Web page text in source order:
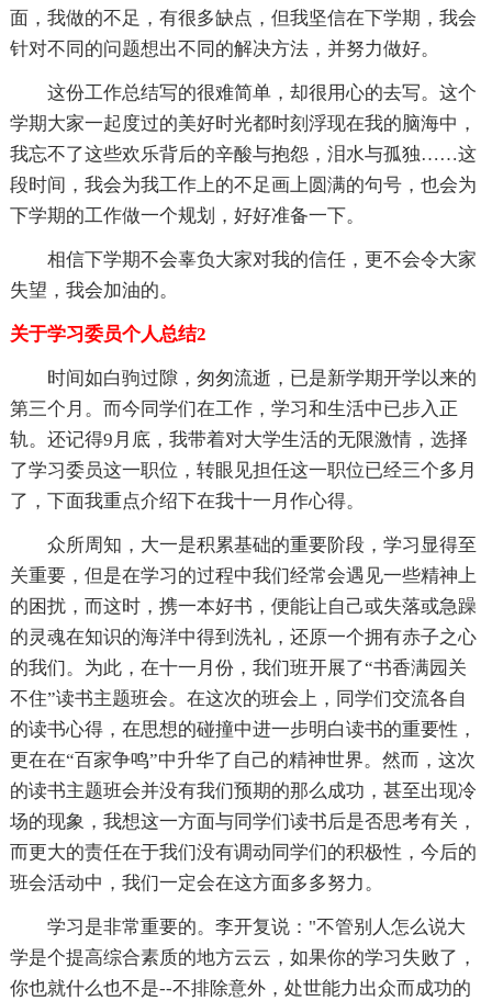
面，我做的不足，有很多缺点，但我坚信在下学期，我会
针对不同的问题想出不同的解决方法，并努力做好。
这份工作总结写的很难简单，却很用心的去写。这个
学期大家一起度过的美好时光都时刻浮现在我的脑海中，
我忘不了这些欢乐背后的辛酸与抱怨，泪水与孤独……这
段时间，我会为我工作上的不足画上圆满的句号，也会为
下学期的工作做一个规划，好好准备一下。
相信下学期不会辜负大家对我的信任，更不会令大家
失望，我会加油的。
关于学习委员个人总结2
时间如白驹过隙，匆匆流逝，已是新学期开学以来的
第三个月。而今同学们在工作，学习和生活中已步入正
轨。还记得9月底，我带着对大学生活的无限激情，选择
了学习委员这一职位，转眼见担任这一职位已经三个多月
了，下面我重点介绍下在我十一月作心得。
众所周知，大一是积累基础的重要阶段，学习显得至
关重要，但是在学习的过程中我们经常会遇见一些精神上
的困扰，而这时，携一本好书，便能让自己或失落或急躁
的灵魂在知识的海洋中得到洗礼，还原一个拥有赤子之心
的我们。为此，在十一月份，我们班开展了“书香满园关
不住”读书主题班会。在这次的班会上，同学们交流各自
的读书心得，在思想的碰撞中进一步明白读书的重要性，
更在在“百家争鸣”中升华了自己的精神世界。然而，这次
的读书主题班会并没有我们预期的那么成功，甚至出现冷
场的现象，我想这一方面与同学们读书后是否思考有关，
而更大的责任在于我们没有调动同学们的积极性，今后的
班会活动中，我们一定会在这方面多多努力。
学习是非常重要的。李开复说："不管别人怎么说大
学是个提高综合素质的地方云云，如果你的学习失败了，
你也就什么也不是--不排除意外，处世能力出众而成功的